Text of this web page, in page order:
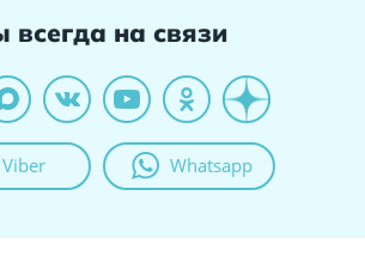
всегда на связи
Viber Whatsapp